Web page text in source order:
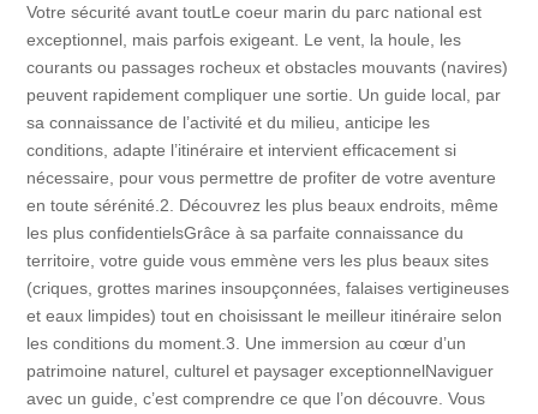
Votre sécurité avant toutLe coeur marin du parc national est
exceptionnel, mais parfois exigeant. Le vent, la houle, les
courants ou passages rocheux et obstacles mouvants (navires)
peuvent rapidement compliquer une sortie. Un guide local, par
sa connaissance de l’activité et du milieu, anticipe les
conditions, adapte l’itinéraire et intervient efficacement si
nécessaire, pour vous permettre de profiter de votre aventure
en toute sérénité.2. Découvrez les plus beaux endroits, même
les plus confidentielsGrâce à sa parfaite connaissance du
territoire, votre guide vous emmène vers les plus beaux sites
(criques, grottes marines insoupçonnées, falaises vertigineuses
et eaux limpides) tout en choisissant le meilleur itinéraire selon
les conditions du moment.3. Une immersion au cœur d’un
patrimoine naturel, culturel et paysager exceptionnelNaviguer
avec un guide, c’est comprendre ce que l’on découvre. Vous